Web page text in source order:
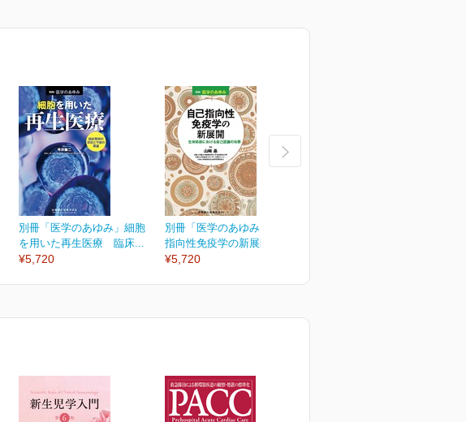
別冊「医学のあゆみ」細胞
を用いた再生医療 臨床...
¥5,720
別冊「医学のあゆみ」自己
指向性免疫学の新展開...
¥5,720